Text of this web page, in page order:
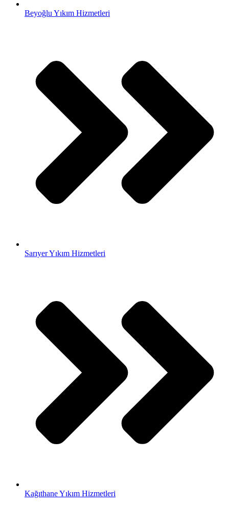
Beyoğlu Yıkım Hizmetleri
Sarıyer Yıkım Hizmetleri
Kağıthane Yıkım Hizmetleri